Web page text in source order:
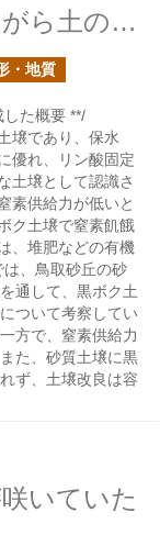
竹野のグリーンタフを見ながら土の形成に思いを馳せる
・地質
した概要 **/
壌であり、保水
優れ、リン酸固定
土壌として認識さ
素供給力が低いと
ク土壌で窒素飢餓
、堆肥などの有機
、鳥取砂丘の砂
通して、黒ボク土
ついて考察してい
方で、窒素供給力
た、砂質土壌に黒
ず、土壌改良は容
いていた